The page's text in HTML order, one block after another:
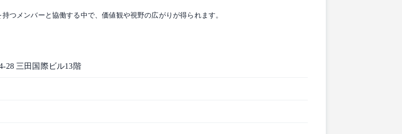
メンバーと協働する中で、価値観や視野の広がりが得られます。
28 三田国際ビル13階